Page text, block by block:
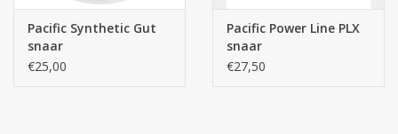
Pacific Synthetic Gut
snaar
€25,00
Pacific Power Line PLX
snaar
€27,50